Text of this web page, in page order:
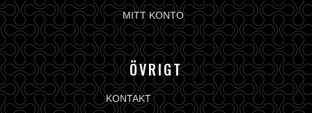
MITT KONTO
ÖVRIGT
KONTAKT